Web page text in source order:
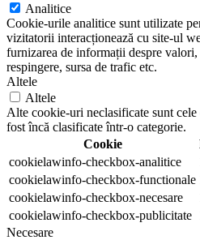
Analitice
Cookie-urile analitice sunt utilizate
vizitatorii interacționează cu site-ul
furnizarea de informații despre
respingere, sursa de trafic etc.
Altele
Altele
Alte cookie-uri neclasificate sunt cele
fost încă clasificate într-o categorie.
Cookie
cookielawinfo-checkbox-analitice
cookielawinfo-checkbox-functionale
cookielawinfo-checkbox-necesare
cookielawinfo-checkbox-publicitate
Necesare